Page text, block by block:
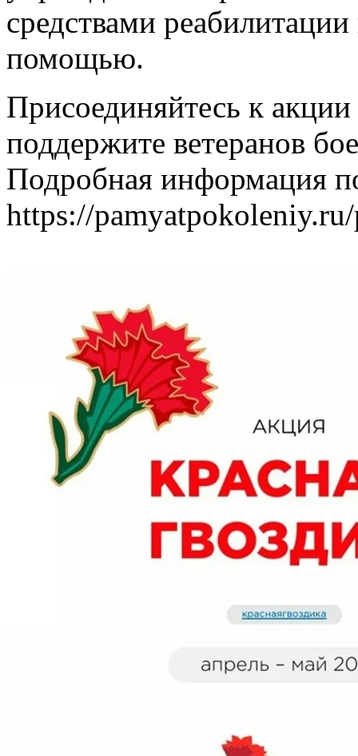
средствами
помощью.
Присоединяйтесь к
поддержите ветеранов
Подробная информация
https://